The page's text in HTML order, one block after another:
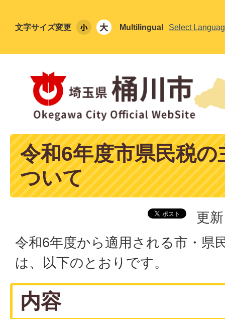
文字サイズ変更 Multilingual Select
令和6年度市県民税の
ついて
更
令和6年度から適用される市・県
は、以下のとおりです。
内容